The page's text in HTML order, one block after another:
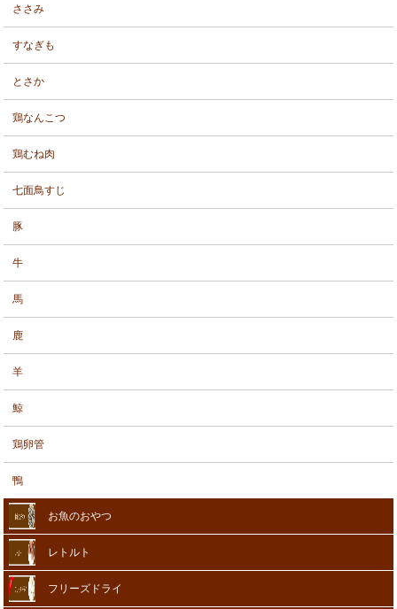
ささみ
すなぎも
とさか
鶏なんこつ
鶏むね肉
七面鳥すじ
豚
牛
馬
鹿
羊
鯨
鶏卵管
鴨
お魚のおやつ
レトルト
フリーズドライ